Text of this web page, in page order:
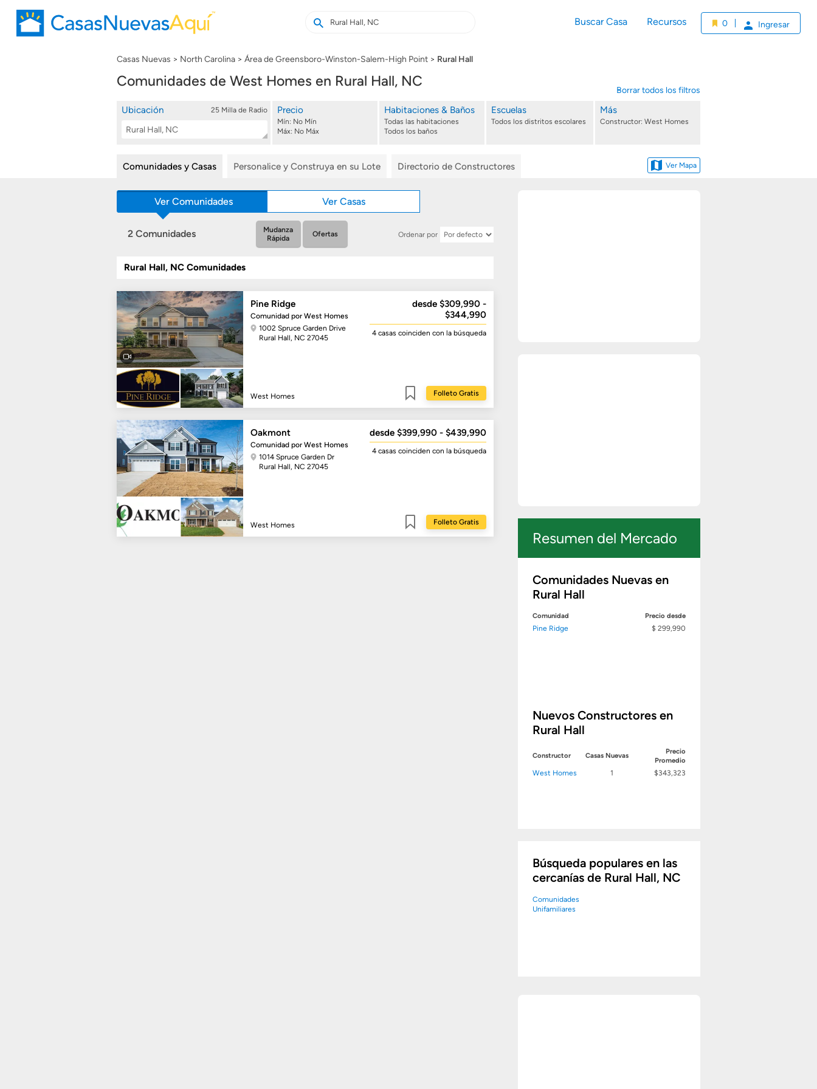
Buscar
casas
Buscar
Buscar Casa Recursos 0 Ingresar
Casas Nuevas North Carolina Área de Greensboro-Winston-Salem-High Point Rural Hall
Comunidades de West Homes en Rural Hall, NC
Borrar todos los filtros
Ubicación 25 Milla de Radio
Search
Buscar
Precio
Mín: No Mín
Máx: No Máx
Habitaciones & Baños
Todas las habitaciones
Todos los baños
Escuelas
Todos los distritos escolares
Más
Constructor: West Homes
Ver Mapa
Comunidades y Casas Personalice y Construya en su Lote Directorio de Constructores
Ver Comunidades Ver Casas
2 Comunidades
Mudanza
Rápida
Ofertas Ordenar por
Rural Hall, NC Comunidades
Pine Ridge
Comunidad por West Homes
1002 Spruce Garden Drive
Rural Hall, NC 27045
West Homes
desde $309,990 -
$344,990
4 casascoinciden con la búsqueda
Folleto Gratis
Oakmont
Comunidad por West Homes
1014 Spruce Garden Dr
Rural Hall, NC 27045
West Homes
desde $399,990 - $439,990
4 casascoinciden con la búsqueda
Folleto Gratis
Resumen del Mercado
Comunidades Nuevas en
Rural Hall
Comunidad
Precio desde
Pine Ridge
$ 299,990
Nuevos Constructores en
Rural Hall
Constructor Casas Nuevas
Precio
Promedio
West Homes
1 $343,323
Búsqueda populares en las
cercanías de Rural Hall, NC
Comunidades
Unifamiliares